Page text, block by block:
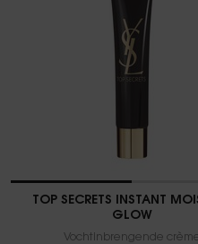
TOP SECRETS INSTANT
GLOW
Vochtinbrengende